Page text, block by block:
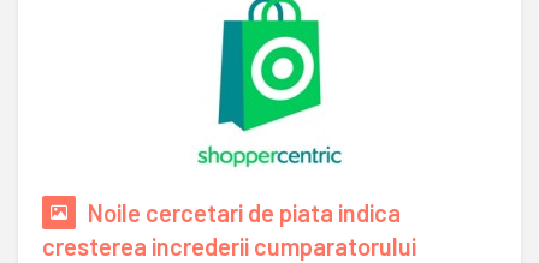
Noile cercetari de piata indica
cresterea increderii cumparatorului